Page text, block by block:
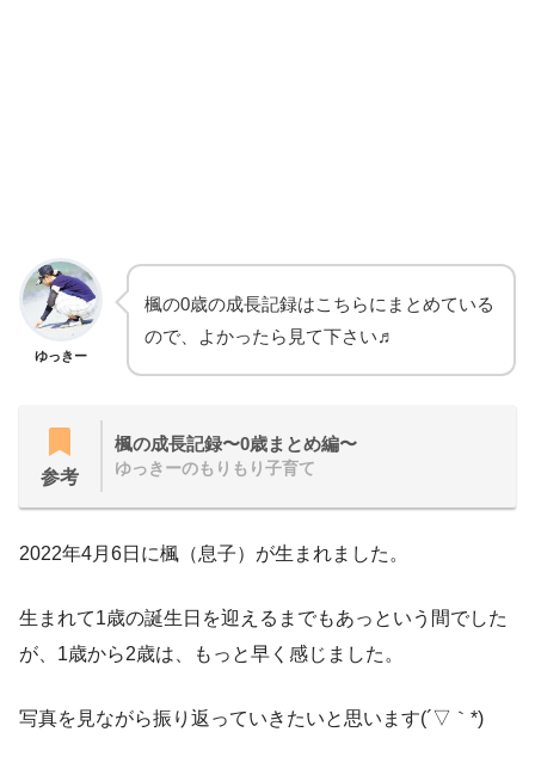
ゆっきー
楓の0歳の成長記録はこちらにまとめている
ので、よかったら見て下さい♬
参考
楓の成長記録〜0歳まとめ編〜
ゆっきーのもりもり子育て
2022年4月6日に楓（息子）が生まれました。
生まれて1歳の誕生日を迎えるまでもあっという間でした
が、1歳から2歳は、もっと早く感じました。
写真を見ながら振り返っていきたいと思います(´▽｀*)